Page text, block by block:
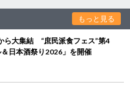
もっと見る
ら大集結 “庶民派食フェス”第4
日本酒祭り2026」を開催